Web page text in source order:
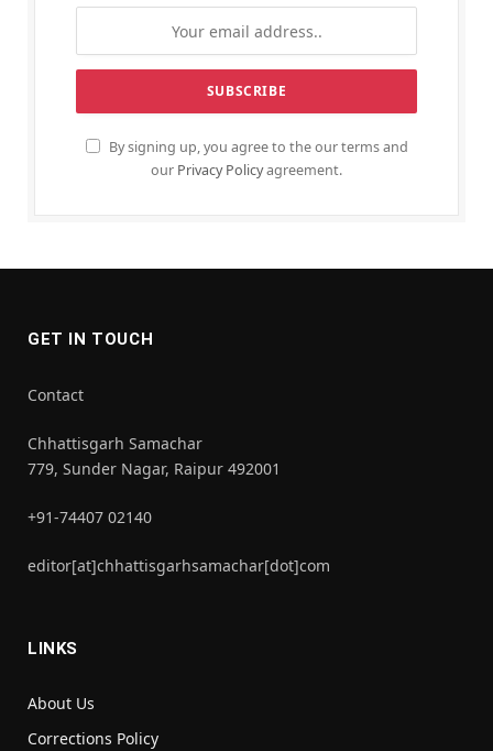
By signing up, you agree to the our terms and
our Privacy Policyagreement.
GET IN TOUCH
Contact
Chhattisgarh Samachar
779, Sunder Nagar, Raipur 492001
+91-74407 02140
editor[at]chhattisgarhsamachar[dot]com
LINKS
About Us
Corrections Policy